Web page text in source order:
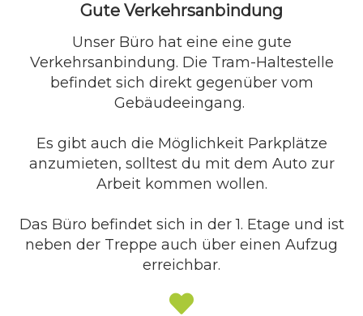
Gute Verkehrsanbindung
Unser Büro hat eine eine gute
Verkehrsanbindung. Die Tram-Haltestelle
befindet sich direkt gegenüber vom
Gebäudeeingang.
Es gibt auch die Möglichkeit Parkplätze
anzumieten, solltest du mit dem Auto zur
Arbeit kommen wollen.
Das Büro befindet sich in der 1. Etage und ist
neben der Treppe auch über einen Aufzug
erreichbar.